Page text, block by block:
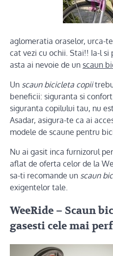
aglomeratia oraselor, urca-
cat vezi cu ochii. Stai!! Ia-l
asta ai nevoie de un scaun
Un scaun bicicleta copii
beneficii: siguranta si
siguranta copilului tau, nu
Asadar, asigura-te ca ai
modele de scaune pentru
Nu ai gasit inca furnizorul
aflat de oferta celor de la
sa-ti recomande un scaun
exigentelor tale.
WeeRide – Scaun
gasesti cele mai